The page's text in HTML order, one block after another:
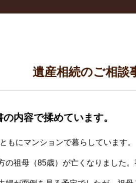
遺産相続のご相談
内容で揉めています。
もにマンションで暮らしています。
祖母（85歳）が亡くなりました